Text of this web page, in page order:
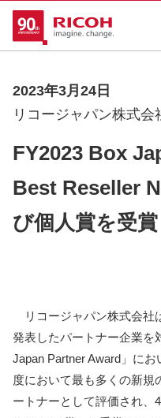
2023年3月24日
リコージャパン株式会
FY2023 Box
Best Reseller
び個人賞を受賞
リコージャパン株式会社
発表したパートナー企業を
Japan Partner Award」に
度において最も多くの新規
ートナーとして評価され、